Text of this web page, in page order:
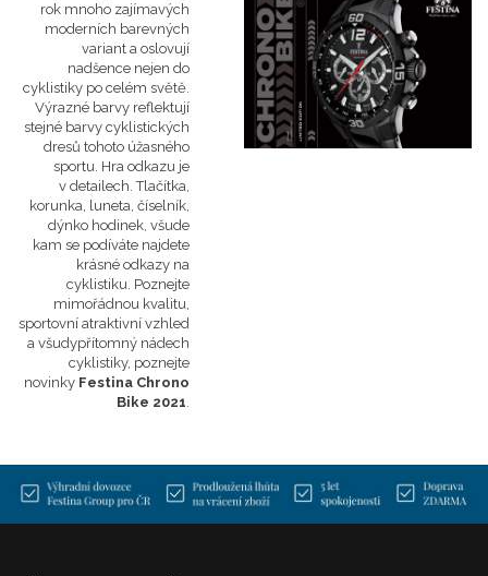
rok mnoho zajímavých
moderních barevných
variant a oslovují
nadšence nejen do
cyklistiky po celém světě.
Výrazné barvy reflektují
stejné barvy cyklistických
dresů tohoto úžasného
sportu. Hra odkazu je
v detailech. Tlačítka,
korunka, luneta, číselník,
dýnko hodinek, všude
kam se podíváte najdete
krásné odkazy na
cyklistiku. Poznejte
mimořádnou kvalitu,
sportovní atraktivní vzhled
a všudypřítomný nádech
cyklistiky, poznejte
novinky Festina Chrono
Bike 2021.